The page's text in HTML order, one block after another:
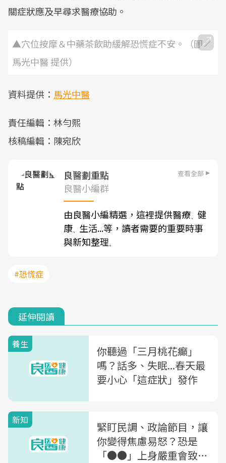
關症狀應及早尋求醫療協助。
▲穴位按摩＆中藥茶飲助緩解恐慌症不安。（圖／
馬光中醫 提供）
資料提供： 馬光中醫
責任編輯：林勻熙
核稿編輯：陳宛欣
良醫劃重點 查看全部
良醫小編群
由良醫小編精選，這裡提供醫療、 健
康、 生活...等，讀者需要的重要時事
與新知整理。
#恐慌症
延伸閱讀
養生
你聽過「三月桃花癲」
嗎？話多、失眠...春天最
要小心「這症狀」發作
新知
緊盯民調、政論節目，讓
你變得焦慮易怒？恐是
「●●」上身嚴重會致